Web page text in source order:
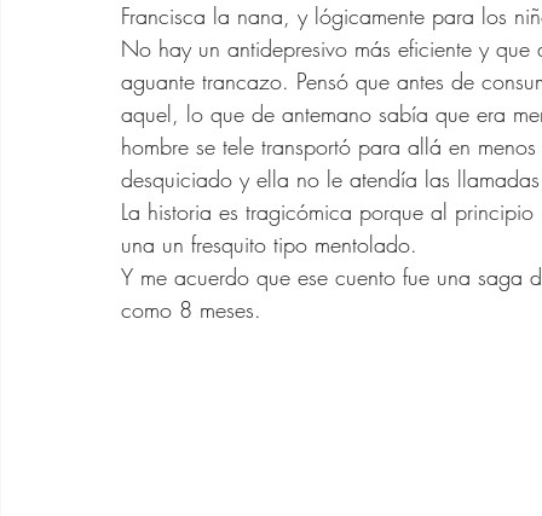
Francisca la nana, y lógicamente para los
No hay un antidepresivo más eficiente y
aguante trancazo. Pensó que antes de
aquel, lo que de antemano sabía que era
hombre se tele transportó para allá en
desquiciado y ella no le atendía las
La historia es tragicómica porque al
una un fresquito tipo mentolado.
Y me acuerdo que ese cuento fue una
como 8 meses.